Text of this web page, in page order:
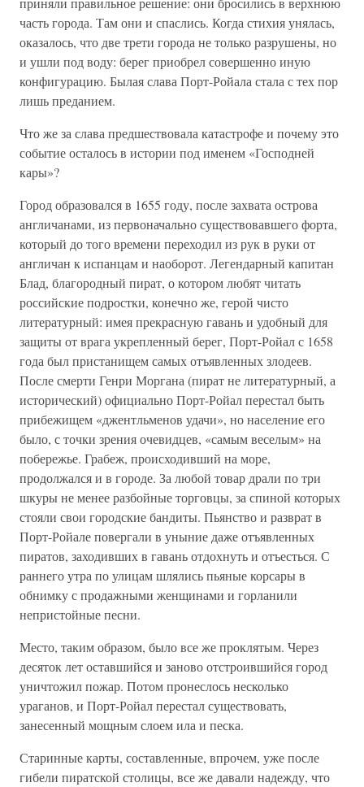
часть города. Там они и спаслись. Когда стихия унялась,
оказалось, что две трети города не только разрушены, но
и ушли под воду: берег приобрел совершенно иную
конфигурацию. Былая слава Порт-Ройала стала с тех пор
лишь преданием.
Что же за слава предшествовала катастрофе и почему это
событие осталось в истории под именем «Господней
кары»?
Город образовался в 1655 году, после захвата острова
англичанами, из первоначально существовавшего форта,
который до того времени переходил из рук в руки от
англичан к испанцам и наоборот. Легендарный капитан
Блад, благородный пират, о котором любят читать
российские подростки, конечно же, герой чисто
литературный: имея прекрасную гавань и удобный для
защиты от врага укрепленный берег, Порт-Ройал с 1658
года был пристанищем самых отъявленных злодеев.
После смерти Генри Моргана (пират не литературный, а
исторический) официально Порт-Ройал перестал быть
прибежищем «джентльменов удачи», но население его
было, с точки зрения очевидцев, «самым веселым» на
побережье. Грабеж, происходивший на море,
продолжался и в городе. За любой товар драли по три
шкуры не менее разбойные торговцы, за спиной которых
стояли свои городские бандиты. Пьянство и разврат в
Порт-Ройале повергали в уныние даже отъявленных
пиратов, заходивших в гавань отдохнуть и отъесться. С
раннего утра по улицам шлялись пьяные корсары в
обнимку с продажными женщинами и горланили
непристойные песни.
Место, таким образом, было все же проклятым. Через
десяток лет оставшийся и заново отстроившийся город
уничтожил пожар. Потом пронеслось несколько
ураганов, и Порт-Ройал перестал существовать,
занесенный мощным слоем ила и песка.
Старинные карты, составленные, впрочем, уже после
гибели пиратской столицы, все же давали надежду, что